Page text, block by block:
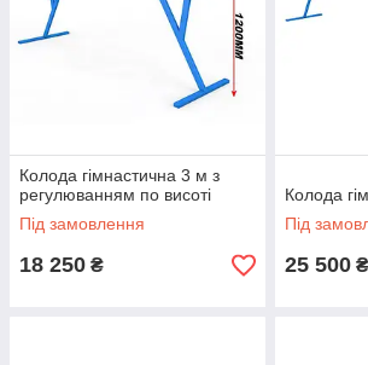
Колода гімнастична 3 м з
регулюванням по висоті
Під замовлення
18 250 ₴
Колода
Під
25 500 ₴